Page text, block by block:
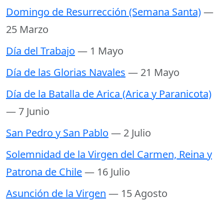
Domingo de Resurrección (Semana Santa)—
25 Marzo
Día del Trabajo — 1 Mayo
Día de las Glorias Navales — 21 Mayo
Día de la Batalla de Arica (Arica y Paranicota)
— 7 Junio
San Pedro y San Pablo — 2 Julio
Solemnidad de la Virgen del Carmen, Reina y
Patrona de Chile— 16 Julio
Asunción de la Virgen — 15 Agosto